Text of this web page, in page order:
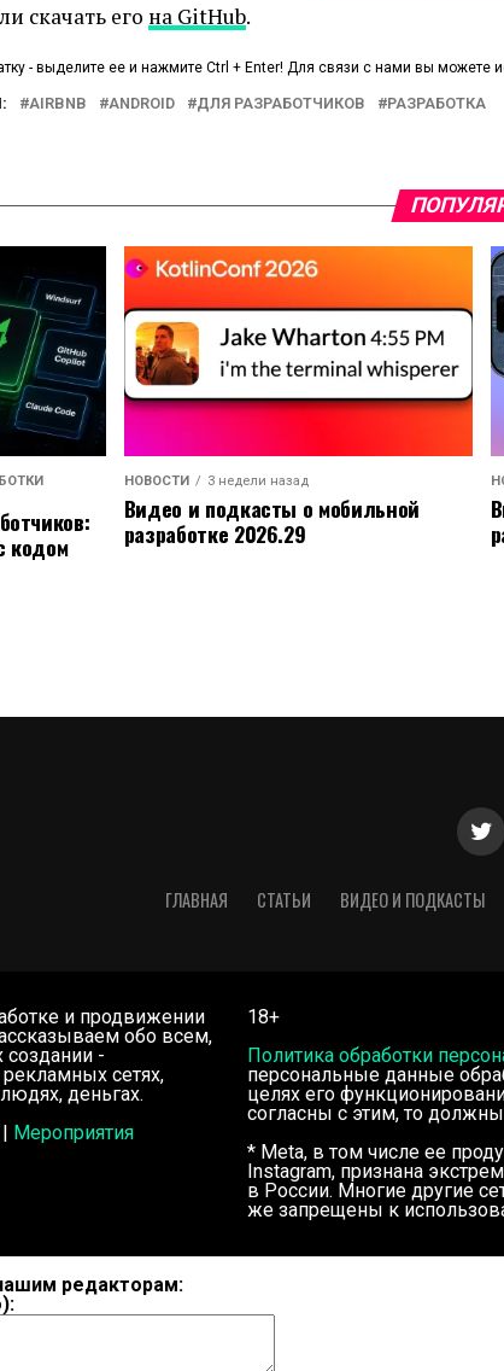
скачать его на GitHub.
- выделите ее и нажмите Ctrl + Enter! Для связи с нами вы можете
AIRBNB ANDROID ДЛЯ РАЗРАБОТЧИКОВ РАЗРАБОТКА
кодом
НОВОСТИ 3 недели назад
Видео и подкасты о мобильной
разработке 2026.29
ГЛАВНАЯ СТАТЬИ ВИДЕО И ПОДКАСТЫ
и продвижении
обо всем,
создании -
рекламных сетях,
деньгах.
Мероприятия
18+
Политика обработки
персональные данные
целях его
согласны с этим, то должны
* Meta, в том числе ее
Instagram, признана
в России. Многие другие
же запрещены к
редакторам: